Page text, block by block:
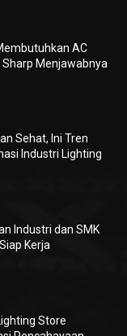
AC
Menjawabnya
Sehat, Ini Tren
Industri Lighting
Industri dan SMK
Kerja
Store